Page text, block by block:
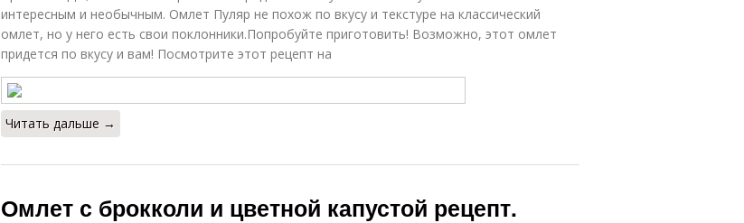
интересным и необычным. Омлет Пуляр не похож по вкусу и текстуре на классический
омлет, но у него есть свои поклонники.Попробуйте приготовить! Возможно, этот омлет
придется по вкусу и вам! Посмотрите этот рецепт на
Читать дальше →
Омлет с брокколи и цветной капустой рецепт.